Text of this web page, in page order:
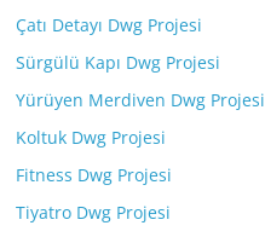
Çatı Detayı Dwg Projesi
Sürgülü Kapı Dwg Projesi
Yürüyen Merdiven Dwg Projesi
Koltuk Dwg Projesi
Fitness Dwg Projesi
Tiyatro Dwg Projesi